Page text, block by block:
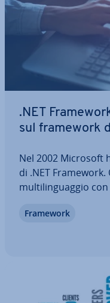
.NET
sul framework
Nel 2002 Microsoft
di .NET
mul­ti­lin­guag­gio
Windows. In cosa
Framework